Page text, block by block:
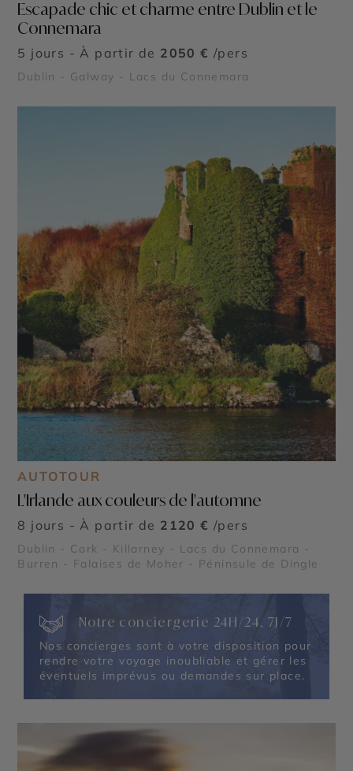
Escapade chic et charme entre Dublin et le
Connemara
5 jours - À partir de 2050 € /pers
Dublin - Galway - Lacs du Connemara
AUTOTOUR
L'Irlande aux couleurs de l'automne
8 jours - À partir de 2120 € /pers
Dublin - Cork - Killarney - Lacs du Connemara -
Burren - Falaises de Moher - Péninsule de Dingle
Notre conciergerie 24H/24, 7J/7
Nos concierges sont à votre disposition pour
rendre votre voyage inoubliable et gérer les
éventuels imprévus ou demandes sur place.